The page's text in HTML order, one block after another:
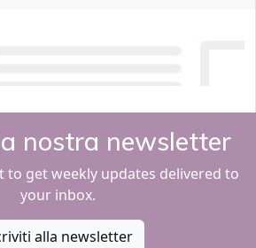
nostra newsletter
to get weekly updates delivered to
your inbox.
alla newsletter